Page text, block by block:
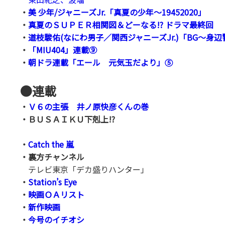
・ 美 少年/ジャニーズJr.「真夏の少年～19452020」
・ 真夏のＳＵＰＥＲ相関図＆どーなる!? ドラマ最終回
・ 道枝駿佑(なにわ男子／関西ジャニーズJr.)「BG～身辺
・
「MIU404」連載⑨
・ 朝ドラ連載「エール 元気玉だより」⑤
●連載
・ Ｖ６の主張 井ノ原快彦くんの巻
・ＢＵＳＡＩＫＵ下剋上!?
・ Catch the 嵐
・裏方チャンネル
テレビ東京「デカ盛りハンター」
・ Station’s Eye
・ 映画ＯＡリスト
・ 新作映画
・ 今号のイチオシ